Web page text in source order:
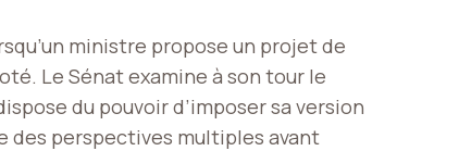
ministre propose un projet de
Le Sénat examine à son tour le
du pouvoir d’imposer sa version
des perspectives multiples avant